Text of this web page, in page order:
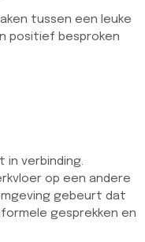
tussen een leuke
positief besproken
in verbinding.
op een andere
gebeurt dat
gesprekken en